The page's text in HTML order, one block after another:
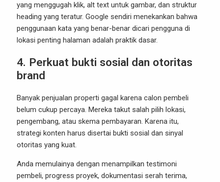
yang menggugah klik, alt text untuk gambar, dan struktur
heading yang teratur. Google sendiri menekankan bahwa
penggunaan kata yang benar-benar dicari pengguna di
lokasi penting halaman adalah praktik dasar.
4. Perkuat bukti sosial dan otoritas
brand
Banyak penjualan properti gagal karena calon pembeli
belum cukup percaya. Mereka takut salah pilih lokasi,
pengembang, atau skema pembayaran. Karena itu,
strategi konten harus disertai bukti sosial dan sinyal
otoritas yang kuat.
Anda memulainya dengan menampilkan testimoni
pembeli, progress proyek, dokumentasi serah terima,